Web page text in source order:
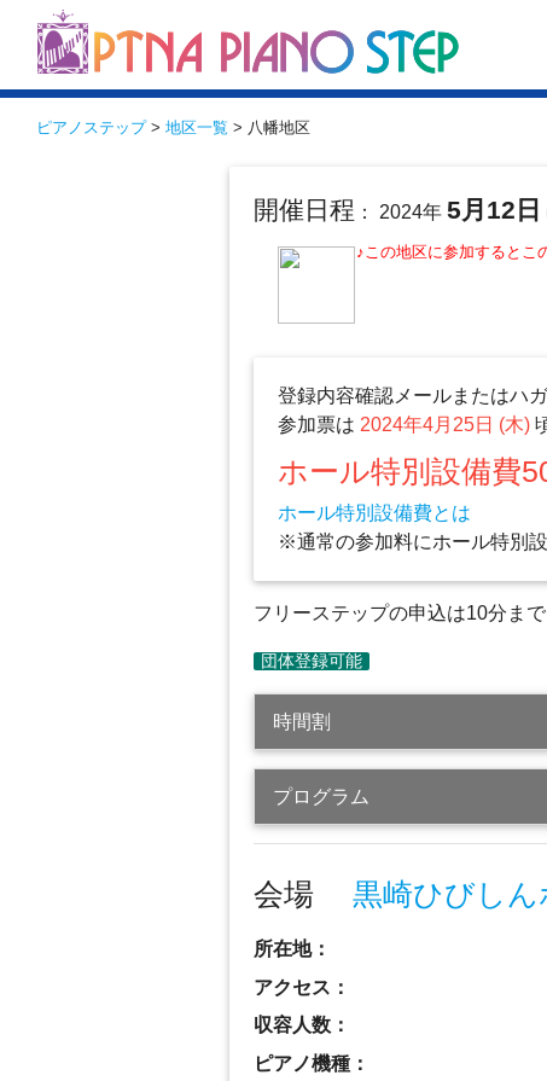
ピアノステップ> 地区一覧 > 八幡地区
開催日程 ： 2024年5月12日
♪この地区に参加するとこ
登録内容確認メールまたはハ
参加票は 2024年4月25日 (木)
ホール特別設備費
ホール特別設備費とは
※通常の参加料にホール特別
フリーステップの申込は10分ま
時間割
プログラム
会場黒崎ひびし
所在地：
アクセス：
収容人数：
ピアノ機種：